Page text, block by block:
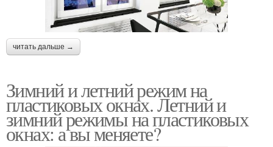
читать дальше →
Зимний и летний режим на
пластиковых окнах. Летний и
зимний режимы на пластиковых
окнах: а вы меняете?